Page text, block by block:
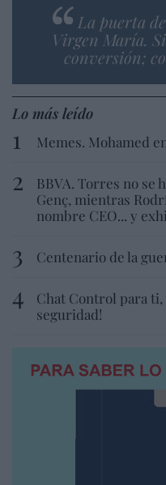
La puerta
Virgen María.
conversión;
Lo más leído
Memes. Mohamed
BBVA. Torres no se
Genç, mientras
nombre CEO... y
Centenario de la
Chat Control para ti,
seguridad!